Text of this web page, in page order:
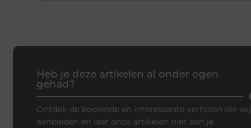
Heb je deze artikelen al onder ogen
gehad?
Ontdek de boeiende en interessante verhalen die wij
aanbieden en laat onze artikelen niet aan je